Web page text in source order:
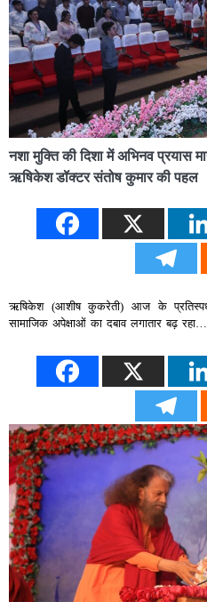
नशा मुक्ति की दिशा में अभिनव प्रयास
ऋषिकेश डॉक्टर संतोष कुमार की पहल
ऋषिकेश (आशीष कुकरेती) आज के
सामाजिक अपेक्षाओं का दबाव लगातार बढ़ रहा…